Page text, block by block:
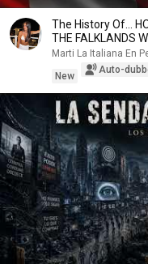
The History Of...
THE FALKLANDS
Marti La Italiana En
New
Auto-